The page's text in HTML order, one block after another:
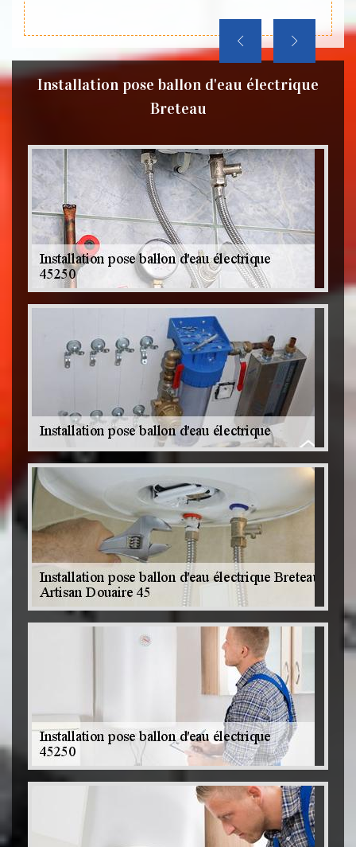
Installation pose ballon d'eau électrique
Breteau